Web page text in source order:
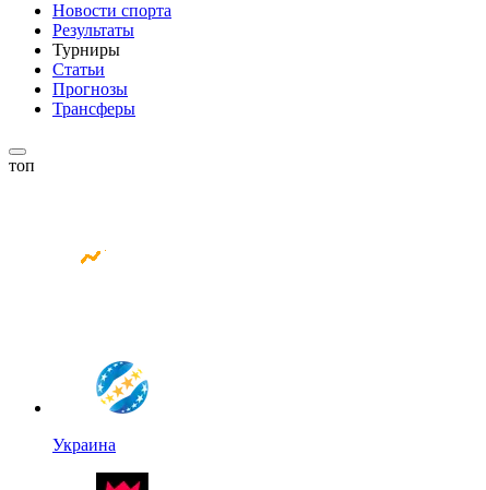
Новости спорта
Результаты
Турниры
Статьи
Прогнозы
Трансферы
топ
Украина